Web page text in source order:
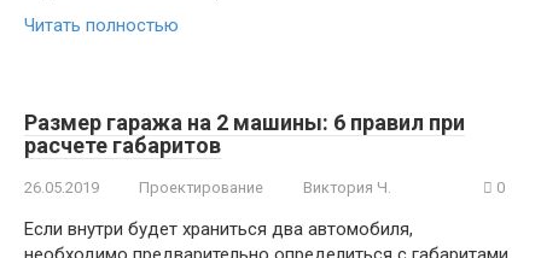
Читать полностью
Размер гаража на 2 машины: 6 правил при
расчете габаритов
26.05.2019 Проектирование Виктория Ч. 0
Если внутри будет храниться два автомобиля,